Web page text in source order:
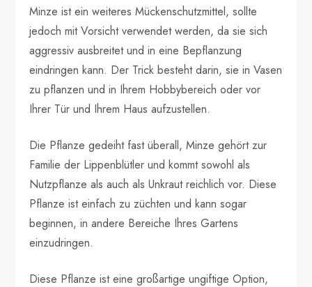
Minze ist ein weiteres Mückenschutzmittel, sollte
jedoch mit Vorsicht verwendet werden, da sie sich
aggressiv ausbreitet und in eine Bepflanzung
eindringen kann. Der Trick besteht darin, sie in Vasen
zu pflanzen und in Ihrem Hobbybereich oder vor
Ihrer Tür und Ihrem Haus aufzustellen.
Die Pflanze gedeiht fast überall, Minze gehört zur
Familie der Lippenblütler und kommt sowohl als
Nutzpflanze als auch als Unkraut reichlich vor. Diese
Pflanze ist einfach zu züchten und kann sogar
beginnen, in andere Bereiche Ihres Gartens
einzudringen.
Diese Pflanze ist eine großartige ungiftige Option,